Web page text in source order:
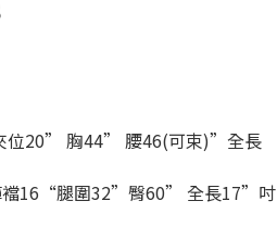
位20” 胸44” 腰46(可束)”全長
16“腿圍32”臀60” 全長17”吋